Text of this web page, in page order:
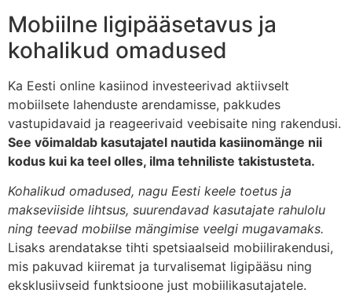
Mobiilne ligipääsetavus ja
kohalikud omadused
Ka Eesti online kasiinod investeerivad aktiivselt
mobiilsete lahenduste arendamisse, pakkudes
vastupidavaid ja reageerivaid veebisaite ning rakendusi.
See võimaldab kasutajatel nautida kasiinomänge nii
kodus kui ka teel olles, ilma tehniliste takistusteta.
Kohalikud omadused, nagu Eesti keele toetus ja
makseviiside lihtsus, suurendavad kasutajate rahulolu
ning teevad mobiilse mängimise veelgi mugavamaks.
Lisaks arendatakse tihti spetsiaalseid mobiilirakendusi,
mis pakuvad kiiremat ja turvalisemat ligipääsu ning
eksklusiivseid funktsioone just mobiilikasutajatele.